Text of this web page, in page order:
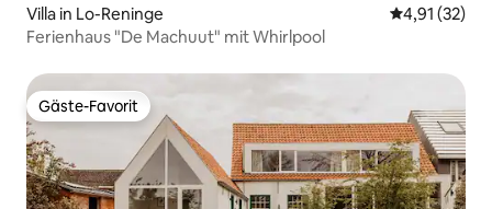
Villa in Lo-Reninge
4,91 (32)
Ferienhaus "De Machuut" mit Whirlpool
Gäste-Favorit
Gäste-Favorit